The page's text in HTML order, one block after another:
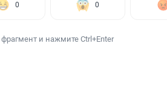
0 0
и нажмите Ctrl+Enter